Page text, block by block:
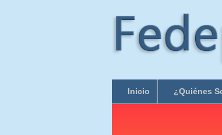
Inicio ¿Quiénes